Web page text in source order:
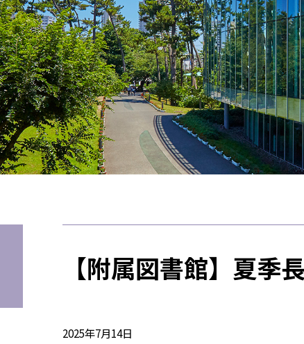
【附属図書館】夏季
2025年7月14日